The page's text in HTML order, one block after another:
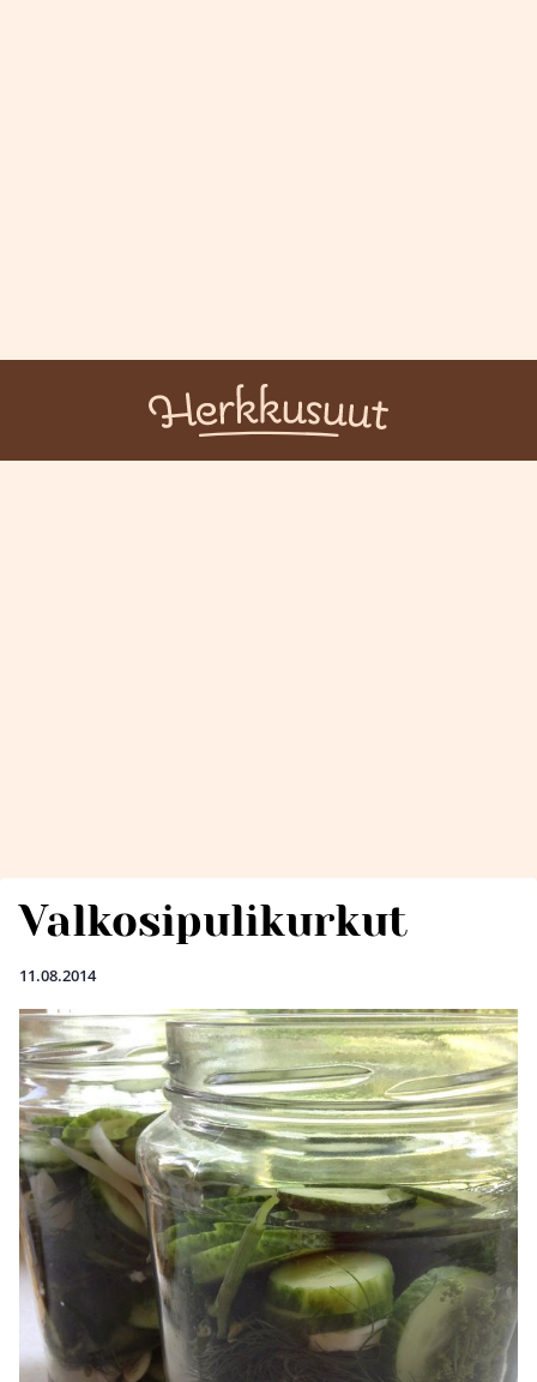
Valkosipulikurkut
11.08.2014